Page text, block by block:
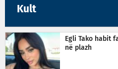
Kult
Egli Tako habit
në plazh